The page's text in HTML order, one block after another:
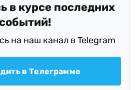
в курсе последних
на наш канал в Telegram
в Телеграмме